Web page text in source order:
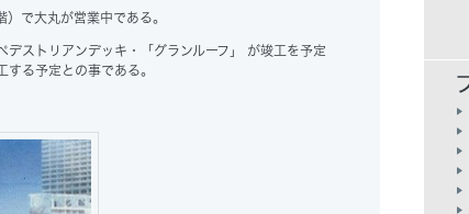
で大丸が営業中である。
ストリアンデッキ・「グランルーフ」 が竣工を予定
る予定との事である。